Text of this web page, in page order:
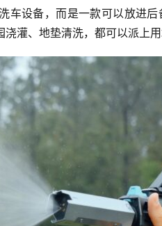
车设备，而是一款可以放进
灌、地垫清洗，都可以派上用